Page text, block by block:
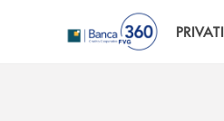
Salta al contenuto principale
PRIVATI